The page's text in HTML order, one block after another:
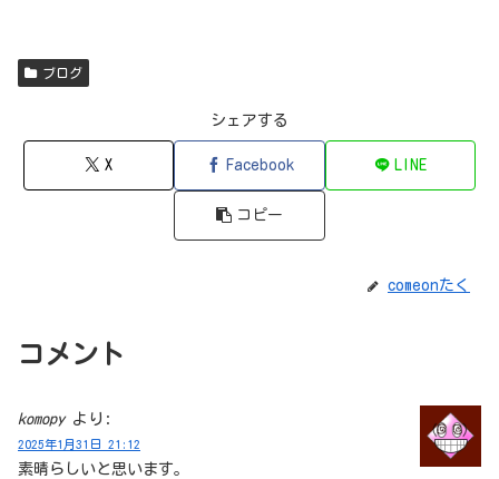
ブログ
シェアする
X Facebook LINE
コピー
comeonたく
コメント
komopy より:
2025年1月31日 21:12
素晴らしいと思います。